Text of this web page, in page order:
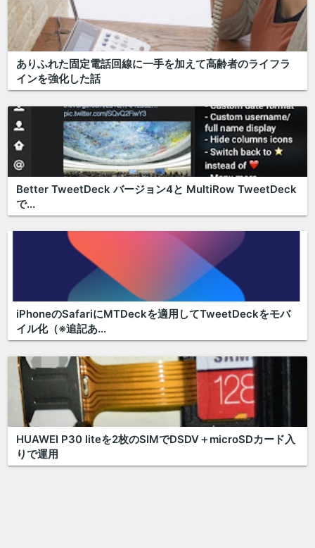
ありふれた固定電話回線に一手を加えて高齢者のライフラ
インを強化した話
Better TweetDeck バージョン4と MultiRow TweetDeck
で...
iPhoneのSafariにMTDeckを適用してTweetDeckをモバ
イル化（※追記あ...
HUAWEI P30 liteを2枚のSIMでDSDV＋microSDカード入
りで運用